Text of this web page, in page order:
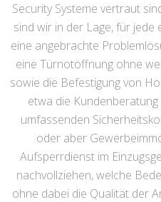
Security Systeme vertraut
sind wir in der Lage, für
eine angebrachte
eine Türnotöffnung ohne
sowie die Befestigung von
etwa die
umfassenden
oder aber
Aufsperrdienst im
nachvollziehen, welche
ohne dabei die Qualität der